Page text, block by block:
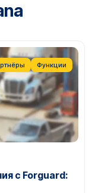
с Forguard:
Функции